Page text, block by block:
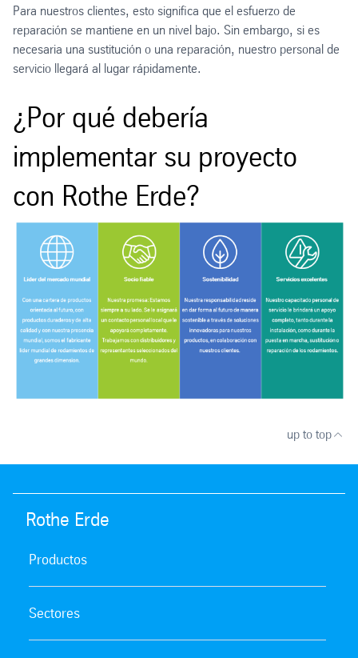
Para nuestros clientes, esto significa que el esfuerzo de
reparación se mantiene en un nivel bajo. Sin embargo, si es
necesaria una sustitución o una reparación, nuestro personal de
servicio llegará al lugar rápidamente.
¿Por qué debería
implementar su proyecto
con Rothe Erde?
up to top
Rothe Erde
Productos
Sectores